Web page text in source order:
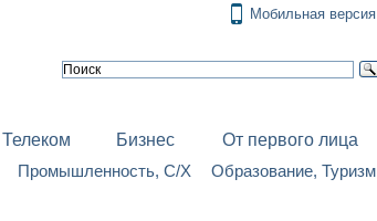
Мобильная версия
Телеком Бизнес
От первого лица
Промышленность, С/Х Образование, Туризм